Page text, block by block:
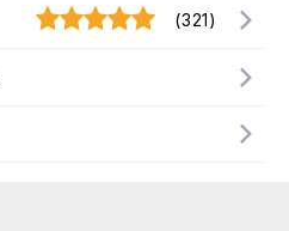
(321)